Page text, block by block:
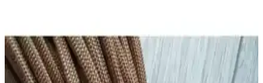
sağlar. Hem yeni başlayanlar hem de uzmanlar için ideal.
2025'te Yaratıcılığınızı Ateşleyecek LİVZA
BİJUTERİ 24 Gözlü Takı Seti